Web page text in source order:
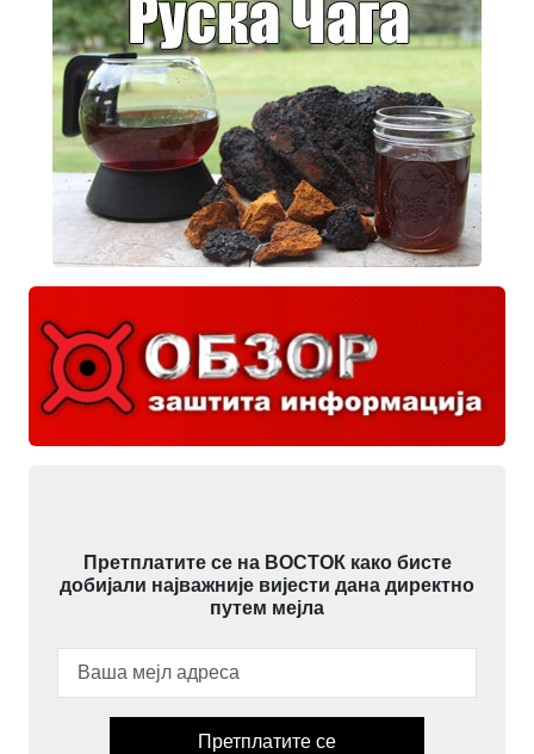
Претплатите се на ВОСТОК како бисте
добијали најважније вијести дана директно
путем мејла
Претплатите се